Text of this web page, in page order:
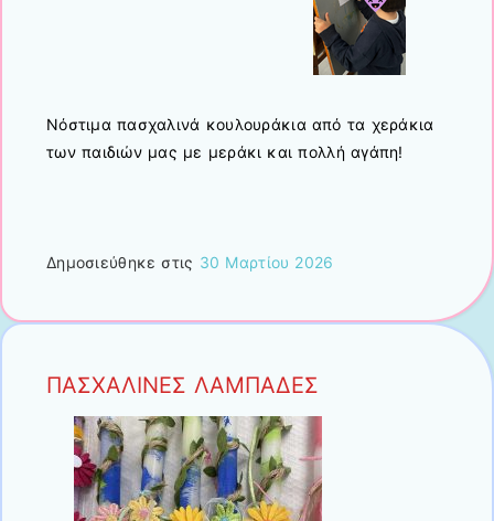
Νόστιμα πασχαλινά κουλουράκια από τα χεράκια
των παιδιών μας με μεράκι και πολλή αγάπη!
Δημοσιεύθηκε στις 30 Μαρτίου 2026
ΠΑΣΧΑΛΙΝΕΣ ΛΑΜΠΑΔΕΣ